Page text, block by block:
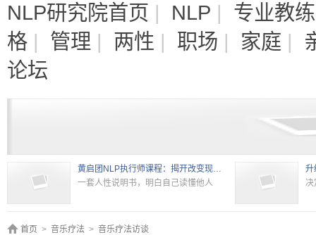
NLP研究院首页 | NLP |
专业教练
格 | 管理 | 两性 | 职场 | 家庭 |
论坛
黄启团NLP执行师课程：揭开改变现状的秘密
一套人性说明书，明白自己读懂他人
升
决
首页 > 音乐疗法 > 音乐疗法访谈